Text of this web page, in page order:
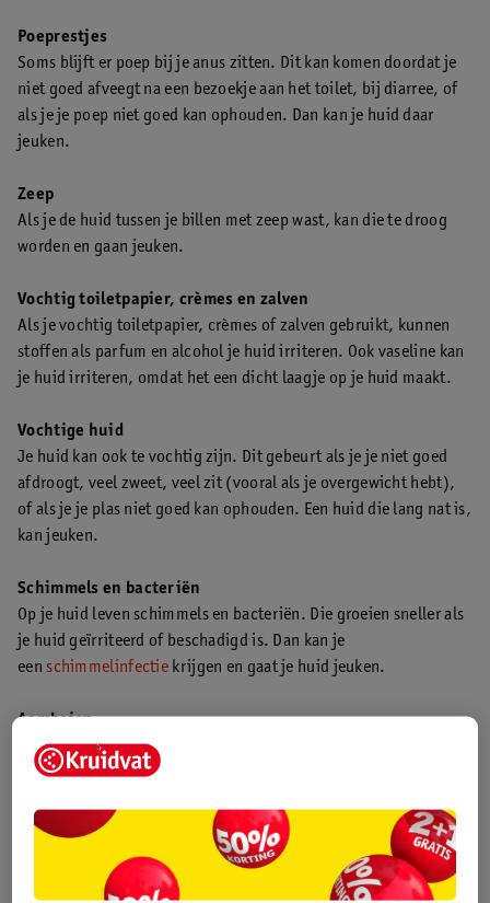
Poeprestjes
Soms blijft er poep bij je anus zitten. Dit kan komen doordat je
niet goed afveegt na een bezoekje aan het toilet, bij diarree, of
als je je poep niet goed kan ophouden. Dan kan je huid daar
jeuken.
Zeep
Als je de huid tussen je billen met zeep wast, kan die te droog
worden en gaan jeuken.
Vochtig toiletpapier, crèmes en zalven
Als je vochtig toiletpapier, crèmes of zalven gebruikt, kunnen
stoffen als parfum en alcohol je huid irriteren. Ook vaseline kan
je huid irriteren, omdat het een dicht laagje op je huid maakt.
Vochtige huid
Je huid kan ook te vochtig zijn. Dit gebeurt als je je niet goed
afdroogt, veel zweet, veel zit (vooral als je overgewicht hebt),
of als je je plas niet goed kan ophouden. Een huid die lang nat is,
kan jeuken.
Schimmels en bacteriën
Op je huid leven schimmels en bacteriën. Die groeien sneller als
je huid geïrriteerd of beschadigd is. Dan kan je
een schimmelinfectie krijgen en gaat je huid jeuken.
Aambeien
Je kunt ook jeuk en pijn bij je anus hebben door aambeien of
scheurtjes. Soms komt er dan ook een beetje bloed uit. Lees wat
Vooral bij kinderen kan jeuk tussen de billen door wormen